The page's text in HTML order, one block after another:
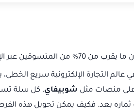
ل تعلم أن ما يقرب من 70% من
عالم التجارة الإلكترونية سريع
على منصات مثل شوبيفاي. كل سلة
بعد. فكيف يمكن تحويل هذه